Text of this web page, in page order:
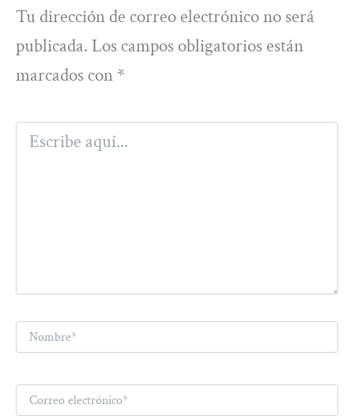
Tu dirección de correo electrónico no será
publicada. Los campos obligatorios están
marcados con *
Escribe
aquí...
Correo
electrónico*